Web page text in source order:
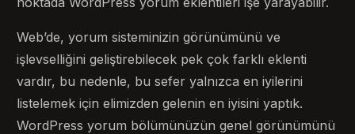
Web’de, yorum sisteminizin görünümünü ve
işlevselliğini geliştirebilecek pek çok farklı eklenti
vardır, bu nedenle, bu sefer yalnızca en iyilerini
listelemek için elimizden gelenin en iyisini yaptık.
WordPress yorum bölümünüzün genel görünümünü